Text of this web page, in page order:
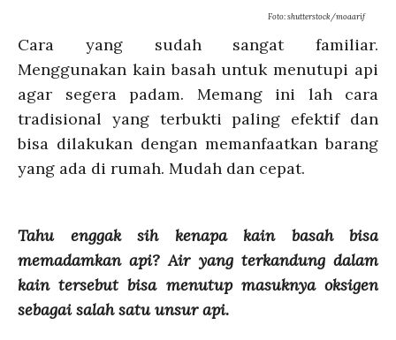
Foto: shutterstock/moaarif
Cara yang sudah sangat familiar.
Menggunakan kain basah untuk menutupi api
agar segera padam. Memang ini lah cara
tradisional yang terbukti paling efektif dan
bisa dilakukan dengan memanfaatkan barang
yang ada di rumah. Mudah dan cepat.
Tahu enggak sih kenapa kain basah bisa
memadamkan api? Air yang terkandung dalam
kain tersebut bisa menutup masuknya oksigen
sebagai salah satu unsur api.